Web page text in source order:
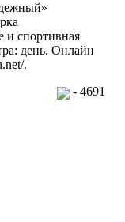
и спортивная
день. Онлайн
.
- 4691